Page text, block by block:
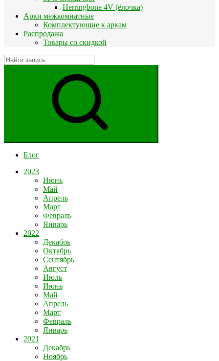
Herringbone 4V (ёлочка)
Арки межкомнатные
Комплектующие к аркам
Распродажа
Товары со скидкой
Блог
2023
Июнь
Май
Апрель
Март
Февраль
Январь
2022
Декабрь
Октябрь
Сентябрь
Август
Июль
Июнь
Май
Апрель
Март
Февраль
Январь
2021
Декабрь
Ноябрь